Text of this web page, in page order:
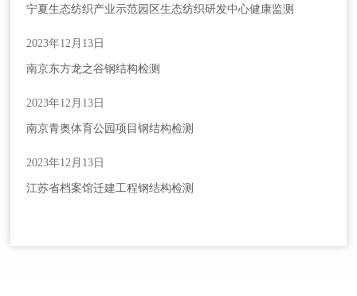
请输入关键词搜索
宁夏生态纺织产业示范园区生态纺织研发中心健康监测
2023年12月13日
南京东方龙之谷钢结构检测
2023年12月13日
南京青奥体育公园项目钢结构检测
2023年12月13日
江苏省档案馆迁建工程钢结构检测